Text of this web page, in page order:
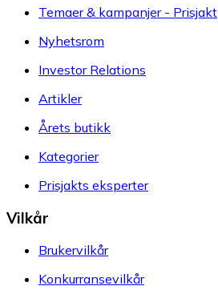
Temaer & kampanjer - Prisjakt
Nyhetsrom
Investor Relations
Artikler
Årets butikk
Kategorier
Prisjakts eksperter
Vilkår
Brukervilkår
Konkurransevilkår